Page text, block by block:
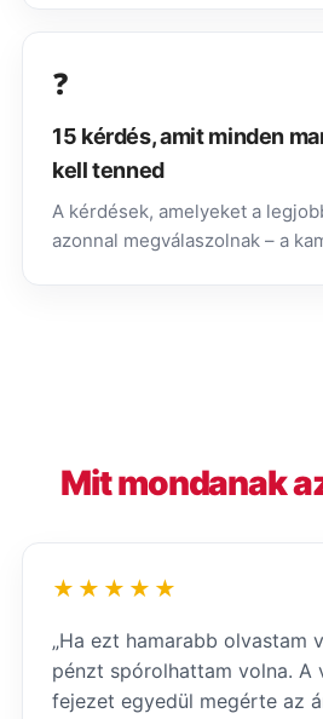
❓
15 kérdés, amit minden
kell tenned
A kérdések, amelyeket a
azonnal megválaszolnak – a
Mit mondanak
★★★★★
„Ha ezt hamarabb olvastam
pénzt spórolhattam volna. A
fejezet egyedül megérte az